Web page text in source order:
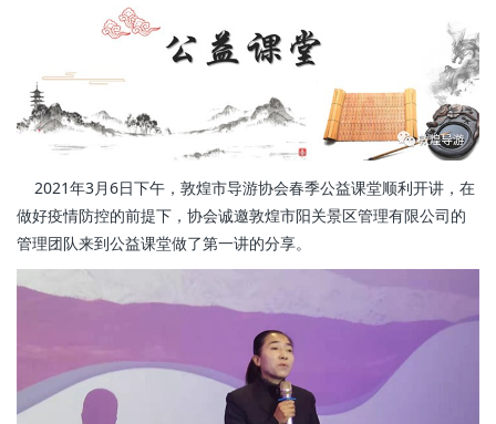
2021年3月6日下午，敦煌市导游协会春季公益课堂顺利开讲，在
做好疫情防控的前提下，协会诚邀敦煌市阳关景区管理有限公司的
管理团队来到公益课堂做了第一讲的分享。